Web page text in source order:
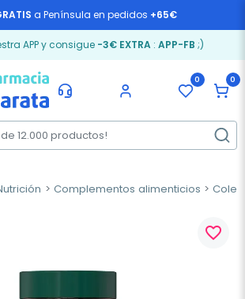
a Península en pedidos +65€
APP y consigue -3€ EXTRA: APP-FB ;)
0 0
Complementos alimenticios
favorite_border